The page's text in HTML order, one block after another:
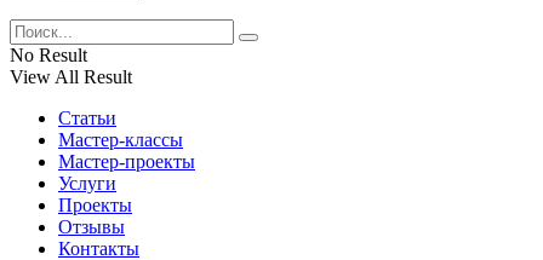
No Result
View All Result
Статьи
Мастер-классы
Мастер-проекты
Услуги
Проекты
Отзывы
Контакты